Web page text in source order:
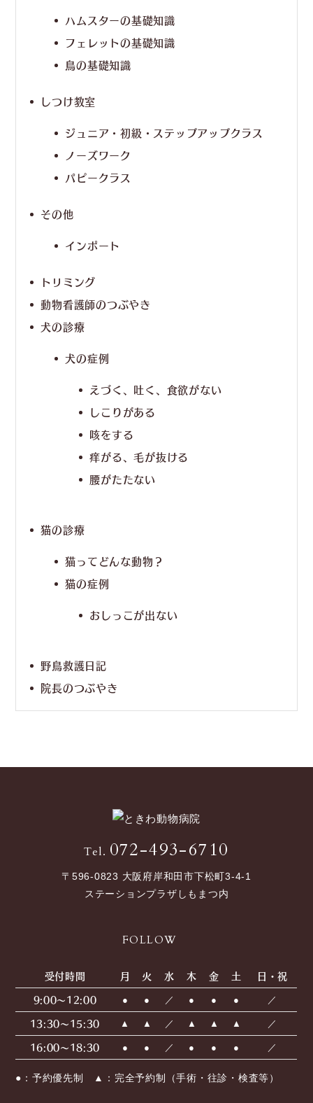
ハムスターの基礎知識
フェレットの基礎知識
鳥の基礎知識
しつけ教室
ジュニア・初級・ステップアップクラス
ノーズワーク
パピークラス
その他
インポート
トリミング
動物看護師のつぶやき
犬の診療
犬の症例
えづく、吐く、食欲がない
しこりがある
咳をする
痒がる、毛が抜ける
腰がたたない
猫の診療
猫ってどんな動物？
猫の症例
おしっこが出ない
野鳥救護日記
院長のつぶやき
Tel. 072-493-6710
〒596-0823 大阪府岸和田市下松町3-4-1
ステーションプラザしもまつ内
FOLLOW
受付時間 月 火 水 木 金 土 日・祝
9:00〜12:00 ● ● ／ ● ● ● ／
13:30〜15:30 ▲ ▲ ／ ▲ ▲ ▲ ／
16:00〜18:30 ● ● ／ ● ● ● ／
●：予約優先制 ▲：完全予約制（手術・往診・検査等）